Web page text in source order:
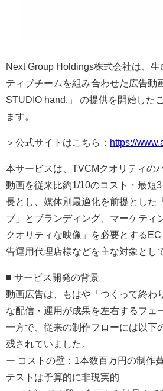
Next Group Holdings株式会社は、生
ティブチームを組み合わせた広告動
STUDIO hand.」 の提供を開始した
ます。
＞公式サイトはこちら： https://
本サービスは、TVCMクオリティの
動画を従来比約1/10のコスト・最短
長とし、媒体別最適化を前提とした
ブ」とブランディング、マーケティ
クオリティな映像」を必要とする
告運用代理店様などを主な対象とし
■ サービス開発の背景
動画広告は、もはや「つくって終わ
な配信・運用が成果を左右するフェ
一方で、従来の制作フローには以下
残されていました。
ー コストの壁：1本数百万円の制作
テストは予算的に非現実的